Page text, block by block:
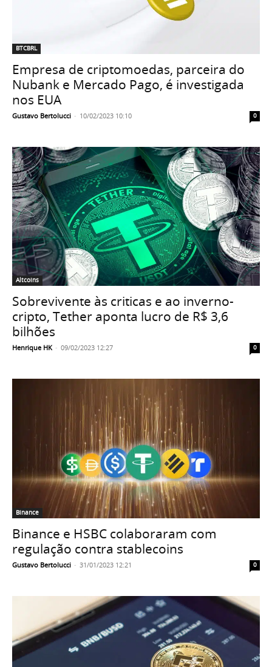
BTCBRL
Empresa de criptomoedas, parceira do
Nubank e Mercado Pago, é investigada
nos EUA
Gustavo Bertolucci - 10/02/2023 10:10 0
Altcoins
Sobrevivente às criticas e ao inverno-
cripto, Tether aponta lucro de R$ 3,6
bilhões
Henrique HK - 09/02/2023 12:27 0
Binance
Binance e HSBC colaboraram com
regulação contra stablecoins
Gustavo Bertolucci - 31/01/2023 12:21 0